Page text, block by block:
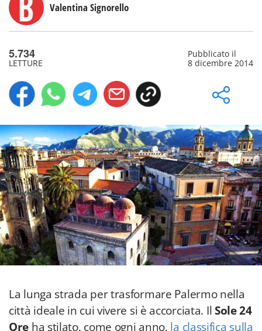
Valentina Signorello
5.734
LETTURE
Pubblicato il
8 dicembre 2014
La lunga strada per trasformare Palermo nella
città ideale in cui vivere si è accorciata. IlSole 24
Ore ha stilato, come ogni anno, la classifica sulla